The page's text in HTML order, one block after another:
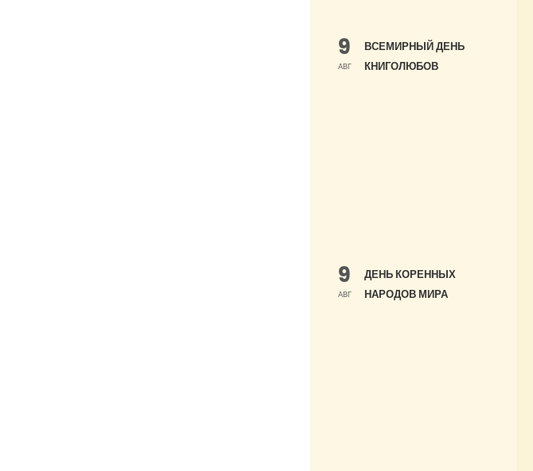
9
АВГ
ВСЕМИРНЫЙ ДЕНЬ
КНИГОЛЮБОВ
9
АВГ
ДЕНЬ КОРЕННЫХ
НАРОДОВ МИРА